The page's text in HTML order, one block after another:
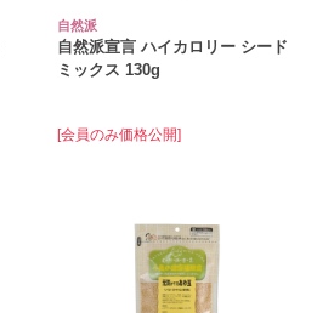
自然派
自然派宣言 ハイカロリー シード
ミックス 130g
[会員のみ価格公開]